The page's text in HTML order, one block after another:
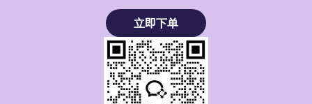
立即下单